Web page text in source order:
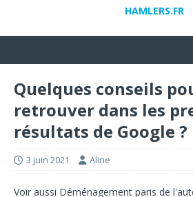
HAMLERS.FR
Quelques conseils
retrouver dans les
résultats de Google ?
3 juin 2021 Aline
Voir aussi Déménagement paris de